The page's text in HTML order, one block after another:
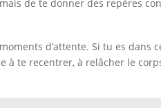
de te donner des repères
d’attente. Si tu es dans
à te recentrer, à relâcher le